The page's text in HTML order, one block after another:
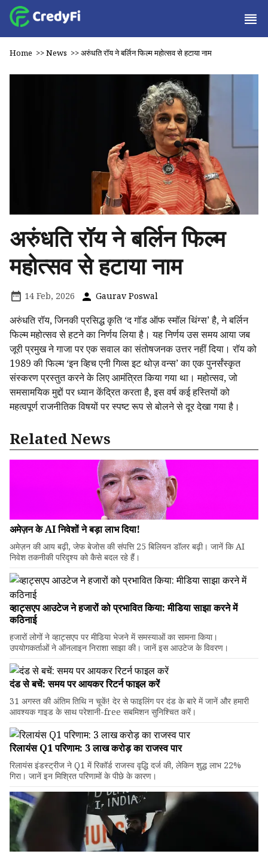
Home >>News >>अरुंधति रॉय ने बर्लिन फिल्म महोत्सव से हटाया नाम
अरुंधति रॉय ने बर्लिन फिल्म
महोत्सव से हटाया नाम
14 Feb, 2026 Gaurav Poswal
अरुंधति रॉय, जिनकी प्रसिद्ध कृति ‘द गॉड ऑफ स्मॉल थिंग्स’ है, ने बर्लिन
फिल्म महोत्सव से हटने का निर्णय लिया है। यह निर्णय उस समय आया जब
जूरी प्रमुख ने गाजा पर एक सवाल का संतोषजनक उत्तर नहीं दिया। रॉय को
1989 की फिल्म ‘इन व्हिच एनी गिव्स इट थोज़ वन्स’ का एक पुनर्संस्कृत
संस्करण प्रस्तुत करने के लिए आमंत्रित किया गया था। महोत्सव, जो
समसामयिक मुद्दों पर ध्यान केंद्रित करता है, इस वर्ष कई हस्तियों को
महत्वपूर्ण राजनीतिक विषयों पर स्पष्ट रूप से बोलने से दूर देखा गया है।
Related News
अमेज़न के AI निवेशों ने बड़ा लाभ दिया!
अमेज़न की आय बढ़ी, जेफ बेजोस की संपत्ति 25 बिलियन डॉलर बढ़ी। जानें कि AI
निवेश तकनीकी परिदृश्य को कैसे बदल रहे हैं।
व्हाट्सएप आउटेज ने हजारों को प्रभावित किया: मीडिया साझा करने में
कठिनाई
हजारों लोगों ने व्हाट्सएप पर मीडिया भेजने में समस्याओं का सामना किया।
उपयोगकर्ताओं ने ऑनलाइन निराशा साझा की। जानें इस आउटेज के विवरण।
दंड से बचें: समय पर आयकर रिटर्न फाइल करें
31 अगस्त की अंतिम तिथि न चूकें! देर से फाइलिंग पर दंड के बारे में जानें और हमारी
आवश्यक गाइड के साथ परेशानी-free सबमिशन सुनिश्चित करें।
रिलायंस Q1 परिणाम: ₹3 लाख करोड़ का राजस्व पार
रिलायंस इंडस्ट्रीज ने Q1 में रिकॉर्ड राजस्व वृद्धि दर्ज की, लेकिन शुद्ध लाभ 22%
गिरा। जानें इन मिश्रित परिणामों के पीछे के कारण।